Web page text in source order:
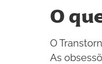
O
O
As